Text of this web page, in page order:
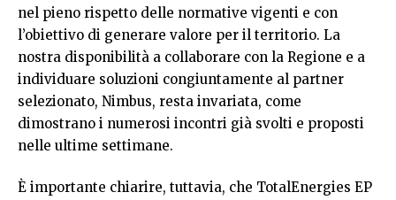
nel pieno rispetto delle normative vigenti e con
l’obiettivo di generare valore per il territorio. La
nostra disponibilità a collaborare con la Regione e a
individuare soluzioni congiuntamente al partner
selezionato, Nimbus, resta invariata, come
dimostrano i numerosi incontri già svolti e proposti
nelle ultime settimane.
È importante chiarire, tuttavia, che TotalEnergies EP